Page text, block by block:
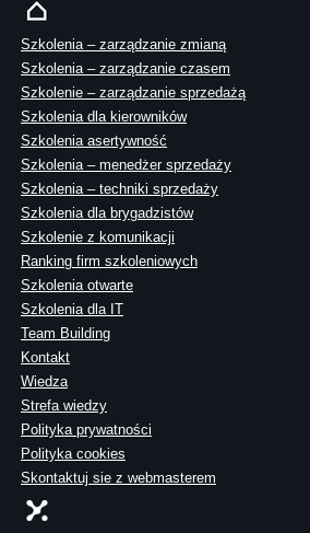
Szkolenia – zarządzanie zmianą
Szkolenia – zarządzanie czasem
Szkolenie – zarządzanie sprzedażą
Szkolenia dla kierowników
Szkolenia asertywność
Szkolenia – menedżer sprzedaży
Szkolenia – techniki sprzedaży
Szkolenia dla brygadzistów
Szkolenie z komunikacji
Ranking firm szkoleniowych
Szkolenia otwarte
Szkolenia dla IT
Team Building
Kontakt
Wiedza
Strefa wiedzy
Polityka prywatności
Polityka cookies
Skontaktuj sie z webmasterem